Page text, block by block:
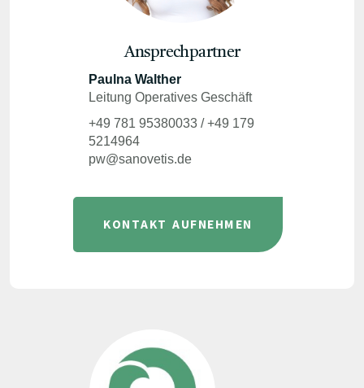
Ansprechpartner
Paulna Walther
Leitung Operatives Geschäft
+49 781 95380033 / +49 179
5214964
pw@sanovetis.de
KONTAKT AUFNEHMEN